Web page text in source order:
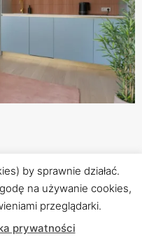
swoją
by sprawnie działać.
na używanie cookies,
przeglądarki.
prywatności